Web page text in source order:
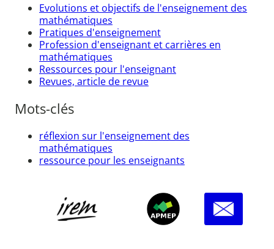
Evolutions et objectifs de l'enseignement des
mathématiques
Pratiques d'enseignement
Profession d'enseignant et carrières en
mathématiques
Ressources pour l'enseignant
Revues, article de revue
Mots-clés
réflexion sur l'enseignement des
mathématiques
ressource pour les enseignants